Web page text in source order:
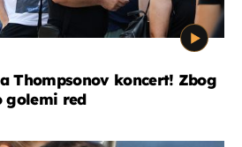
Thompsonov koncert! Zbog
golemi red